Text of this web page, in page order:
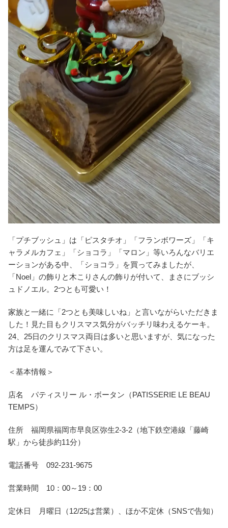
「プチブッシュ」は「ピスタチオ」「フランボワーズ」「キ
ャラメルカフェ」「ショコラ」「マロン」等いろんなバリエ
ーションがある中、「ショコラ」を買ってみましたが、
「Noel」の飾りと木こりさんの飾りが付いて、まさにブッシ
ュドノエル。2つとも可愛い！
家族と一緒に「2つとも美味しいね」と言いながらいただきま
した！見た目もクリスマス気分がバッチリ味わえるケーキ。
24、25日のクリスマス両日は多いと思いますが、気になった
方は足を運んでみて下さい。
＜基本情報＞
店名 パティスリー ル・ボータン（PATISSERIE LE BEAU
TEMPS）
住所 福岡県福岡市早良区弥生2-3-2（地下鉄空港線「藤崎
駅」から徒歩約11分）
電話番号 092-231-9675
営業時間 10：00～19：00
定休日 月曜日（12/25は営業）、ほか不定休（SNSで告知）